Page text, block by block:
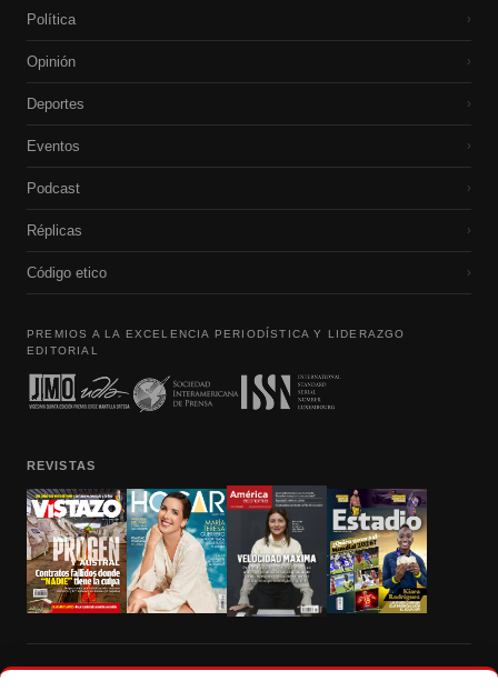
Política ›
Opinión ›
Deportes ›
Eventos ›
Podcast ›
Réplicas ›
Código etico ›
PREMIOS A LA EXCELENCIA PERIODÍSTICA Y LIDERAZGO
EDITORIAL
REVISTAS